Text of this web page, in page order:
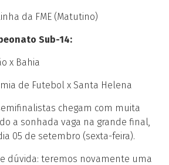
da FME (Matutino)
Sub-14:
x Bahia
de Futebol x Santa Helena
chegam com muita
a sonhada vaga na grande final,
05 de setembro (sexta-feira).
dúvida: teremos novamente uma